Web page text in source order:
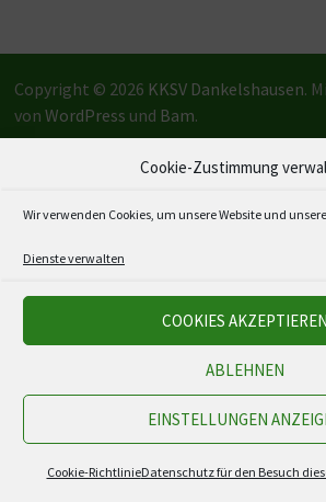
Cookie-Zustimmung
Wir verwenden Cookies, um unsere Website und
Dienste verwalten
COOKIES AKZEPTIEREN
ABLEHNEN
EINSTELLUNGEN
Cookie-RichtlinieDatenschutz für den Besuch
Copyright © 2026 KKSV Dankelshausen.
von WordPress und Bam.